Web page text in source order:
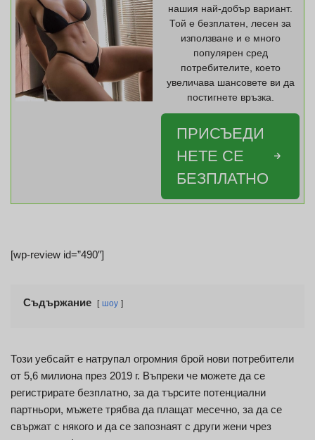
нашия най-добър вариант.
Той е безплатен, лесен за
използване и е много
популярен сред
потребителите, което
увеличава шансовете ви да
постигнете връзка.
ПРИСЪЕДИ
НЕТЕ СЕ
БЕЗПЛАТНО
[wp-review id=”490″]
Съдържание шоу
Този уебсайт е натрупал огромния брой нови потребители
от 5,6 милиона през 2019 г. Въпреки че можете да се
регистрирате безплатно, за да търсите потенциални
партньори, мъжете трябва да плащат месечно, за да се
свържат с някого и да се запознаят с други жени чрез